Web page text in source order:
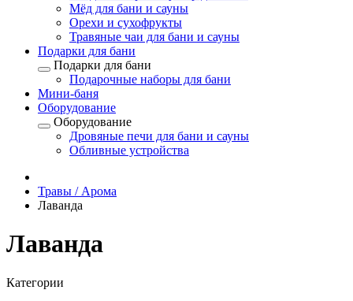
Мёд для бани и сауны
Орехи и сухофрукты
Травяные чаи для бани и сауны
Подарки для бани
Подарки для бани
Подарочные наборы для бани
Мини-баня
Оборудование
Оборудование
Дровяные печи для бани и сауны
Обливные устройства
Травы / Арома
Лаванда
Лаванда
Категории